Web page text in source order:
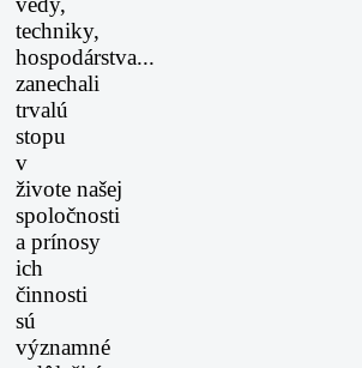
techniky,
hospodárstva...
zanechali
trvalú
stopu
v
živote našej
spoločnosti
a prínosy
ich
činnosti
sú
významné